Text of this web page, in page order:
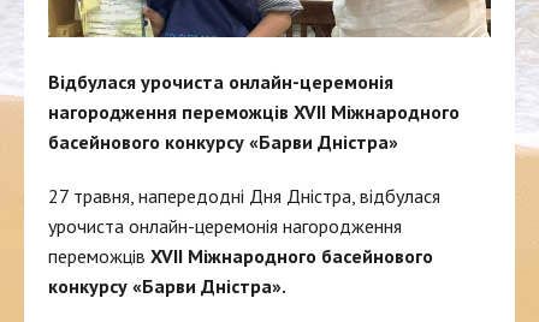
Відбулася урочиста онлайн-церемонія
нагородження переможців XVII Міжнародного
басейнового конкурсу «Барви Дністра»
27 травня, напередодні Дня Дністра, відбулася
урочиста онлайн-церемонія нагородження
переможців XVII Міжнародного басейнового
конкурсу «Барви Дністра».